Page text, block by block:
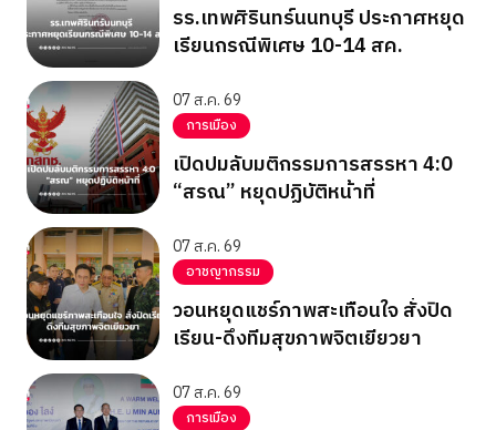
รร.เทพศิรินทร์นนทบุรี ประกาศหยุด
เรียนกรณีพิเศษ 10-14 สค.
07 ส.ค. 69
การเมือง
เปิดปมลับมติกรรมการสรรหา 4:0
“สรณ” หยุดปฏิบัติหน้าที่
07 ส.ค. 69
อาชญากรรม
วอนหยุดแชร์ภาพสะเทือนใจ สั่งปิด
เรียน-ดึงทีมสุขภาพจิตเยียวยา
07 ส.ค. 69
การเมือง